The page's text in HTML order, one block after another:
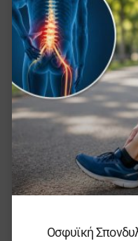
Οσφυϊκή